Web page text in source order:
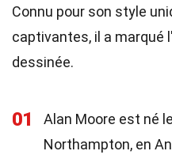
Connu pour son style
captivantes, il a marqué
dessinée.
01
Alan Moore est né
Northampton, en